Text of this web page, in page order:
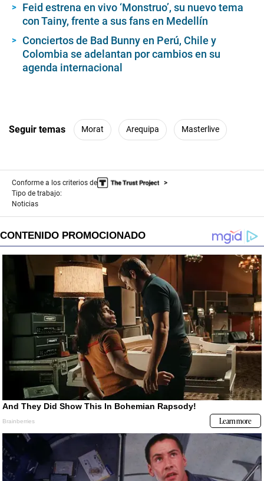
Feid estrena en vivo ‘Monstruo’, su nuevo tema
con Tainy, frente a sus fans en Medellín
Conciertos de Bad Bunny en Perú, Chile y
Colombia se adelantan por cambios en su
agenda internacional
Seguir temas Morat Arequipa Masterlive
Conforme a los criterios de
Tipo de trabajo:
Noticias